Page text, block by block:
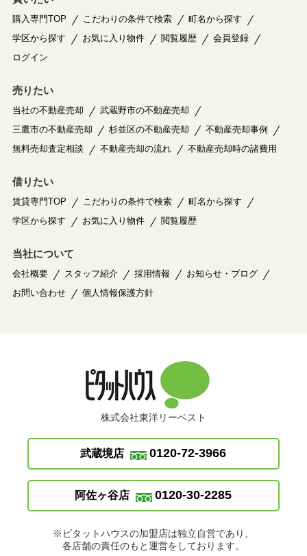
購入専門TOP こだわりの条件で検索
町名から探す
学区から探す
お気に入り物件 閲覧履歴
会員登録
ログイン
売りたい
当社の不動産売却
武蔵野市の不動産売却
三鷹市の不動産売却
杉並区の不動産売却
不動産売却事例
無料売却査定相談
不動産売却の流れ 不動産売却時の諸費用
借りたい
賃貸専門TOP こだわりの条件で検索
町名から探す
学区から探す
お気に入り物件 閲覧履歴
当社について
会社概要 スタッフ紹介 採用情報
お知らせ・ブログ
お問い合わせ
個人情報保護方針
株式会社東洋リーベスト
武蔵境店 0120-72-3966
阿佐ヶ谷店 0120-30-2285
※ピタットハウスの加盟店は独立自営であり、
各店舗の責任のもと運営をしております。